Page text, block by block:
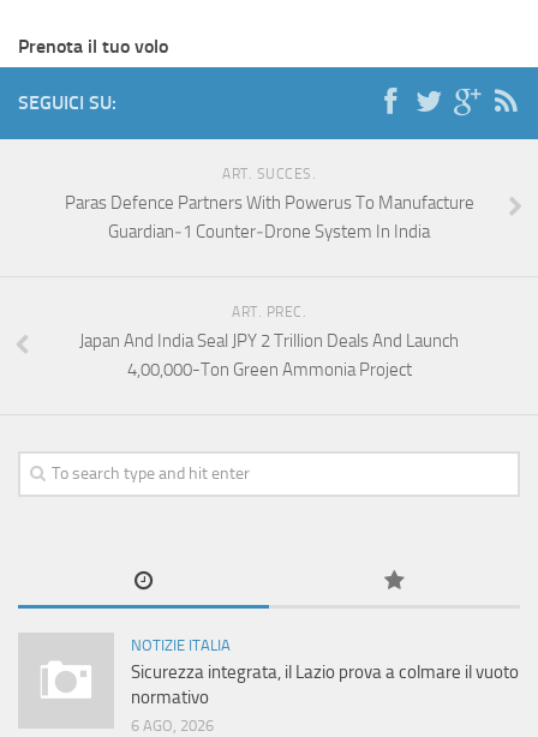
Prenota il tuo volo
SEGUICI SU:
ART. SUCCES.
Paras Defence Partners With Powerus To Manufacture
Guardian‑1 Counter‑Drone System In India
ART. PREC.
Japan And India Seal JPY 2 Trillion Deals And Launch
4,00,000-Ton Green Ammonia Project
NOTIZIE ITALIA
Sicurezza integrata, il Lazio prova a colmare il vuoto
normativo
6 AGO, 2026